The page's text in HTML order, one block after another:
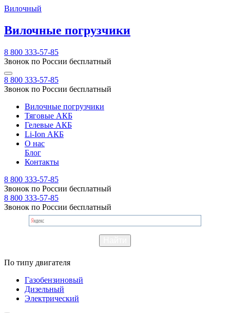
Вилочный
Вилочные погрузчики
8 800 333-57-85
Звонок по России бесплатный
8 800 333-57-85
Звонок по России бесплатный
Вилочные погрузчики
Тяговые АКБ
Гелевые АКБ
Li-Ion АКБ
О нас
Блог
Контакты
8 800 333-57-85
Звонок по России бесплатный
8 800 333-57-85
Звонок по России бесплатный
По типу двигателя
Газобензиновый
Дизельный
Электрический